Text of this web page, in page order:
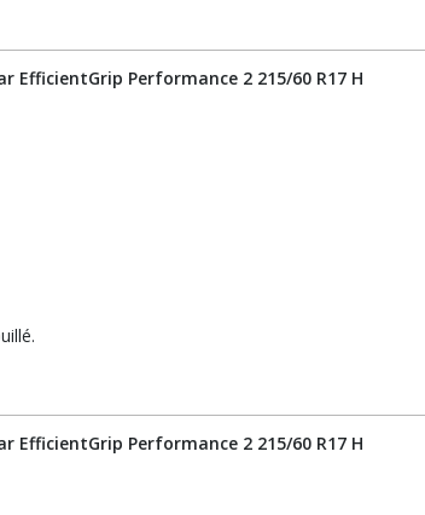
EfficientGrip Performance 2 215/60 R17 H
EfficientGrip Performance 2 215/60 R17 H